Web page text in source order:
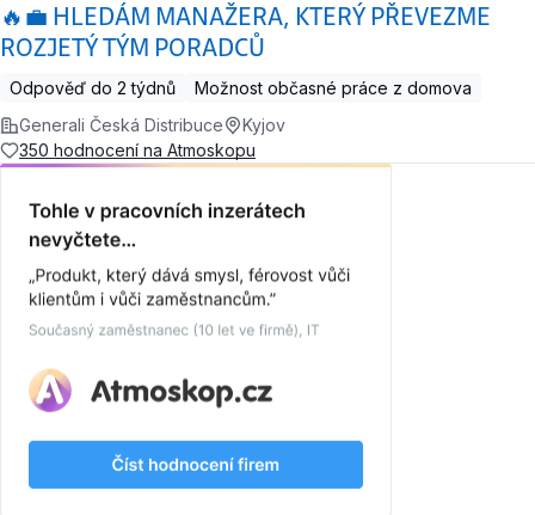
🔥💼 HLEDÁM MANAŽERA, KTERÝ PŘEVEZME
ROZJETÝ TÝM PORADCŮ
Odpověď do 2 týdnů
Možnost občasné práce z domova
Generali Česká Distribuce
Kyjov
350 hodnocení na Atmoskopu